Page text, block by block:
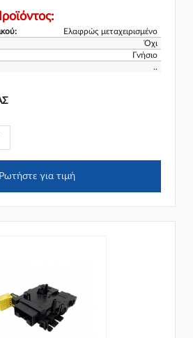
Ελαφρώς μεταχειρισμένο
Όχι
Γνήσιο
..
Ρωτήστε για τιμή